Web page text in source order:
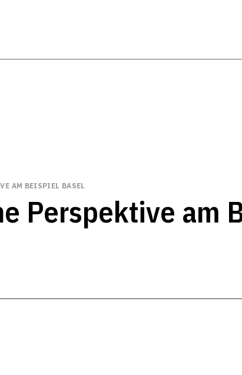
AM BEISPIEL BASEL
Perspektive am